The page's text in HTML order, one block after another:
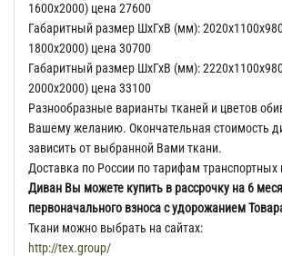
1600х2000) цена 27600
Габаритный размер ШхГхВ (мм):
1800х2000) цена 30700
Габаритный размер ШхГхВ (мм):
2000х2000) цена 33100
Разнообразные варианты тканей и цветов
Вашему желанию. Окончательная стоимость
зависить от выбранной Вами ткани.
Доставка по России по тарифам
Диван Вы можете купить в рассрочку на 6
первоначального взноса с удорожанием
Ткани можно выбрать на сайтах:
http://tex.group/